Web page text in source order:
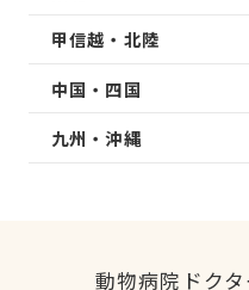
甲信越・北陸
中国・四国
九州・沖縄
動物病院ドクタ